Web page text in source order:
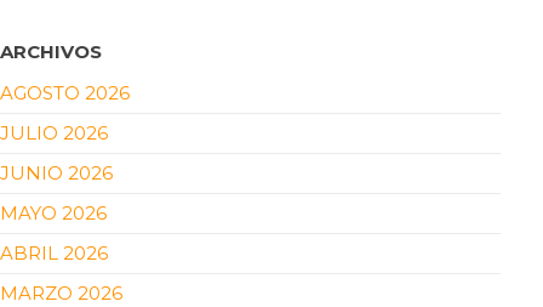
ARCHIVOS
AGOSTO 2026
JULIO 2026
JUNIO 2026
MAYO 2026
ABRIL 2026
MARZO 2026